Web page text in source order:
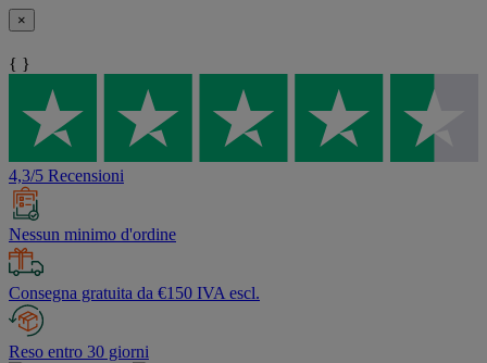
×
{ }
4,3/5 Recensioni
Nessun minimo d'ordine
Consegna gratuita da €150 IVA escl.
Reso entro 30 giorni